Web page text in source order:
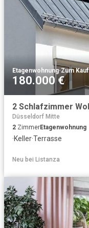
Etagenwohnung·Zum Kauf
180.000 €
Düsseldorf Mitte
2 ZimmerEtagenwohnung
·Keller·Terrasse
Neu bei Listanza